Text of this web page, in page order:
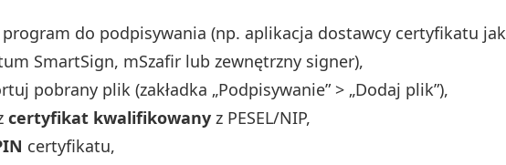
do podpisywania (np. aplikacja dostawcy certyfikatu jak
SmartSign, mSzafir lub zewnętrzny signer),
pobrany plik (zakładka „Podpisywanie” > „Dodaj plik”),
certyfikat kwalifikowany z PESEL/NIP,
certyfikatu,